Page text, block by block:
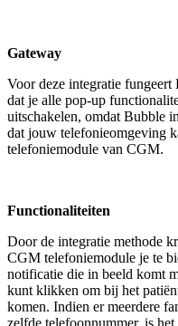
Gateway
Voor deze integratie fungeert
dat je alle pop-up
uitschakelen, omdat Bubble
dat jouw telefonieomgeving
telefoniemodule van CGM.
Functionaliteiten
Door de integratie methode
CGM telefoniemodule je te
notificatie die in beeld komt
kunt klikken om bij het
komen. Indien er meerdere
zelfde telefoonnummer, is